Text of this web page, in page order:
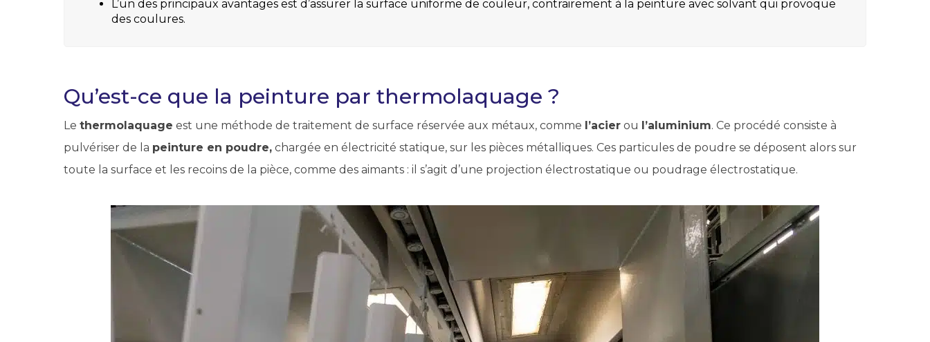
L’un des principaux avantages est d’assurer la surface uniforme de couleur, contrairement à la peinture avec solvant qui provoque
des coulures.
Qu’est-ce que la peinture par thermolaquage ?
Le thermolaquage est une méthode de traitement de surface réservée aux métaux, comme l’acier ou l’aluminium. Ce procédé consiste à
pulvériser de la peinture en poudre, chargée en électricité statique, sur les pièces métalliques. Ces particules de poudre se déposent alors sur
toute la surface et les recoins de la pièce, comme des aimants : il s’agit d’une projection électrostatique ou poudrage électrostatique.